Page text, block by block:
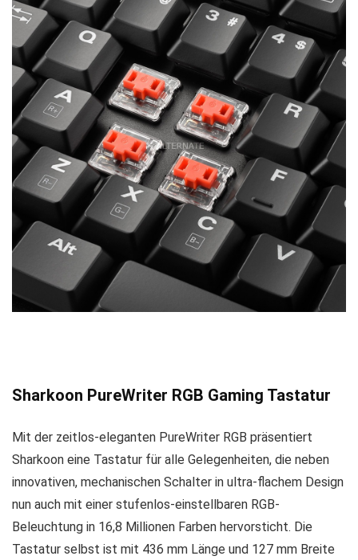
Sharkoon PureWriter RGB Gaming Tastatur
Mit der zeitlos-eleganten PureWriter RGB präsentiert
Sharkoon eine Tastatur für alle Gelegenheiten, die neben
innovativen, mechanischen Schalter in ultra-flachem Design
nun auch mit einer stufenlos-einstellbaren RGB-
Beleuchtung in 16,8 Millionen Farben hervorsticht. Die
Tastatur selbst ist mit 436 mm Länge und 127 mm Breite